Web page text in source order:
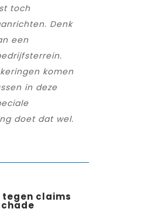
toch
Denk
een
komen
in deze
doet dat wel.
tegen claims